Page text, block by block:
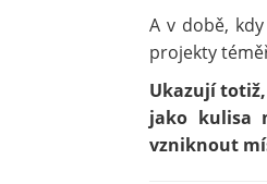
A v době,
projekty
Ukazují
jako kulisa
vzniknout